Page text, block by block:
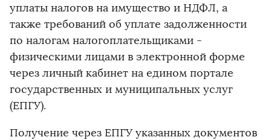
уплаты налогов на имущество и НДФЛ, а
также требований об уплате задолженности
по налогам налогоплательщиками -
физическими лицами в электронной форме
через личный кабинет на едином портале
государственных и муниципальных услуг
(ЕПГУ).
Получение через ЕПГУ указанных документов